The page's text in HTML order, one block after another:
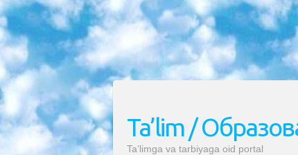
Ta’lim /
Ta’limga va tarbiyaga oid portal